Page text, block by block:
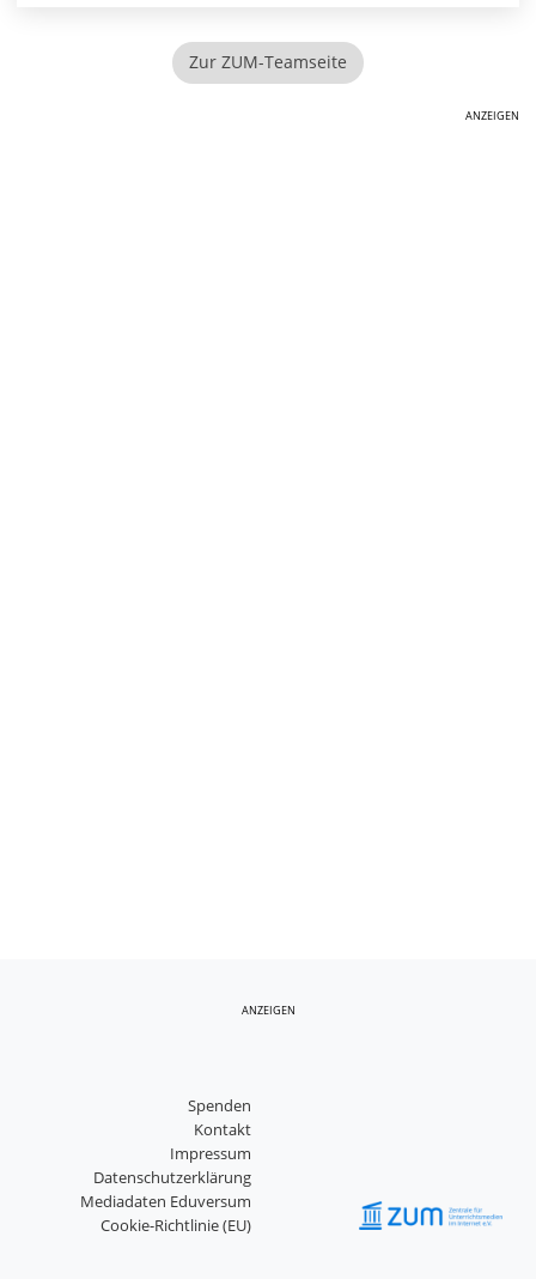
Zur ZUM-Teamseite
ANZEIGEN
ANZEIGEN
Spenden
Kontakt
Impressum
Datenschutzerklärung
Mediadaten Eduversum
Cookie-Richtlinie (EU)